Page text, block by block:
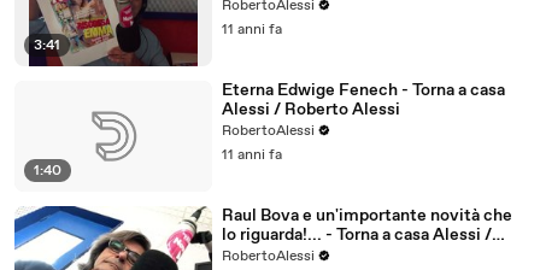
3:41
Roberto Aless
RobertoAlessi
11 anni fa
1:40
Eterna Edwige Fenech - Torna a casa
Alessi / Roberto Alessi
RobertoAlessi
11 anni fa
Raul Bova e un'importante novità che
lo riguarda!... - Torna a casa Alessi /
Roberto Alessi
RobertoAlessi